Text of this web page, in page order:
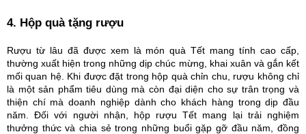
4. Hộp quà tặng rượu
Rượu từ lâu đã được xem là món quà Tết mang tính cao cấp,
thường xuất hiện trong những dịp chúc mừng, khai xuân và gắn kết
mối quan hệ. Khi được đặt trong hộp quà chỉn chu, rượu không chỉ
là một sản phẩm tiêu dùng mà còn đại diện cho sự trân trọng và
thiện chí mà doanh nghiệp dành cho khách hàng trong dịp đầu
năm. Đối với người nhận, hộp rượu Tết mang lại trải nghiệm
thưởng thức và chia sẻ trong những buổi gặp gỡ đầu năm, đồng